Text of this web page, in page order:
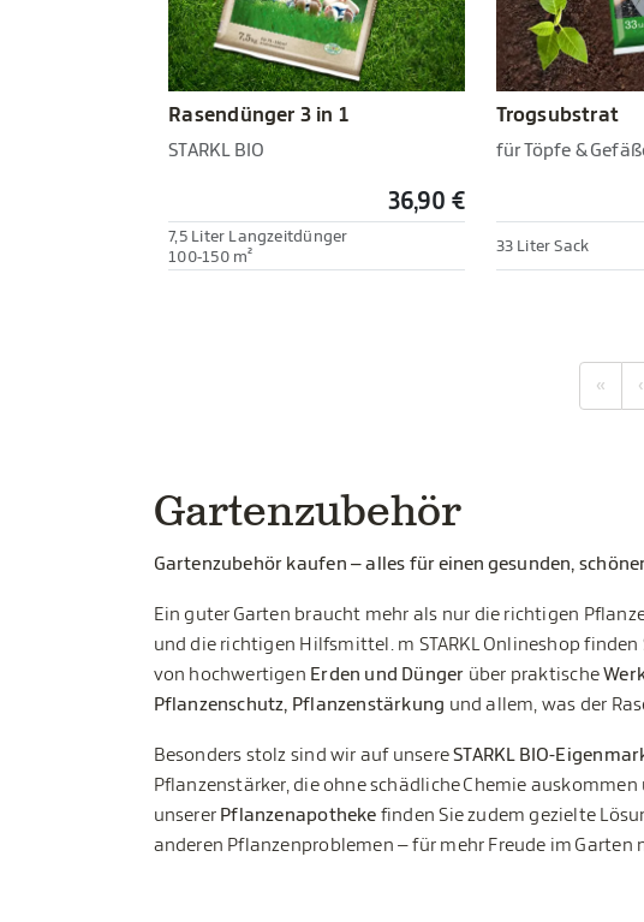
Rasendünger 3 in 1
STARKL BIO
36,90 €
7,5 Liter Langzeitdünger
100-150 m²
Trogsubstrat
für Töpfe &
33 Liter Sack
« ‹
Gartenzubehör
Gartenzubehör kaufen – alles für einen gesunden,
Ein guter Garten braucht mehr als nur die richtigen
und die richtigen Hilfsmittel. m STARKL Onlineshop
von hochwertigen Erden und Dünger über praktische
Pflanzenschutz, Pflanzenstärkung und allem, was der
Besonders stolz sind wir auf unsereSTARKL BIO-
Pflanzenstärker, die ohne schädliche Chemie
unserer Pflanzenapotheke finden Sie zudem gezielte
anderen Pflanzenproblemen – für mehr Freude im Garten